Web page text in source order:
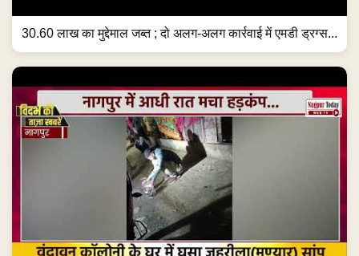
30.60 लाख का मुद्देमाल जब्त ; दो अलग-अलग कार्रवाई में एमडी ड्रग्स...